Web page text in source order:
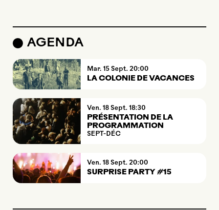
AGENDA
mardi
Mar. 15 septembre
Sept. 20:00
LA COLONIE DE VACANCES
vendredi
Ven. 18 septembre
Sept. 18:30
PRÉSENTATION DE LA
PROGRAMMATION
SEPT-DÉC
vendredi
Ven. 18 septembre
Sept. 20:00
SURPRISE PARTY #15